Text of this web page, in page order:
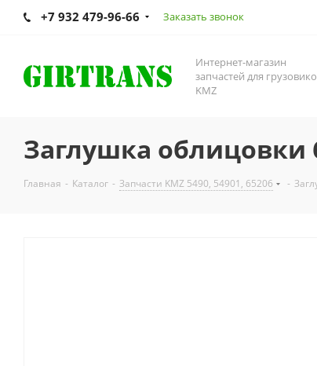
+7 932 479-96-66 Заказать звонок
Интернет-магазин
запчастей для
KMZ
Заглушка облицовки
Главная - Каталог - Запчасти KMZ 5490, 54901, 65206 -